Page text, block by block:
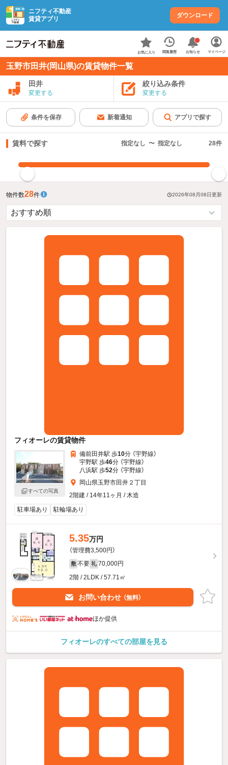
ニフティ不動産
賃貸アプリ
ダウンロード
お気に入り 閲覧履歴 お知らせ マイページ
玉野市田井(岡山県)の賃貸物件一覧
田井
変更する
絞り込み条件
変更する
条件を保存 新着通知 アプリで探す
賃料で探す 指定なし 〜 指定なし 28件
物件数28件 2026年08月08日更新
フィオーレの賃貸物件
すべての写真
備前田井駅 歩10分 （宇野線）
宇野駅 歩46分 （宇野線）
八浜駅 歩52分 （宇野線）
岡山県玉野市田井２丁目
2階建 / 14年11ヶ月 / 木造
駐車場あり
駐輪場あり
5.35万円
（管理費3,500円）
敷 不要 礼 70,000円
2階 / 2LDK / 57.71㎡
お問い合わせ （無料）
ほか提供
フィオーレのすべての部屋を見る